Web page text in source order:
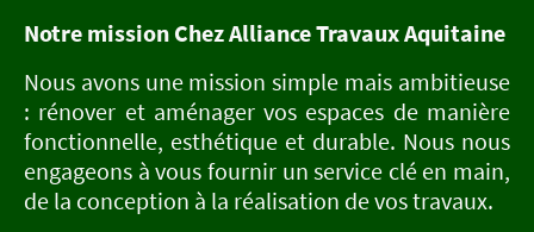
Notre mission Chez Alliance Travaux Aquitaine
Nous avons une mission simple mais ambitieuse
: rénover et aménager vos espaces de manière
fonctionnelle, esthétique et durable. Nous nous
engageons à vous fournir un service clé en main,
de la conception à la réalisation de vos travaux.